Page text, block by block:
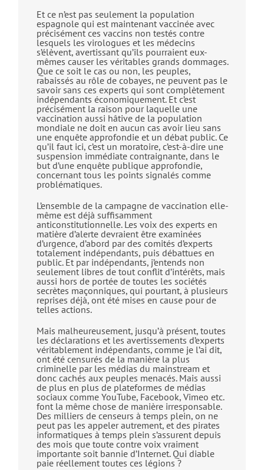
Et ce n’est pas seulement la population
espagnole qui est maintenant vaccinée avec
précisément ces vaccins non testés contre
lesquels les virologues et les médecins
s’élèvent, avertissant qu’ils pourraient eux-
mêmes causer les véritables grands dommages.
Que ce soit le cas ou non, les peuples,
rabaissés au rôle de cobayes, ne peuvent pas le
savoir sans ces experts qui sont complètement
indépendants économiquement. Et c’est
précisément la raison pour laquelle une
vaccination aussi hâtive de la population
mondiale ne doit en aucun cas avoir lieu sans
une enquête approfondie et un débat public. Ce
qu’il faut ici, c’est un moratoire, c’est-à-dire une
suspension immédiate contraignante, dans le
but d’une enquête publique approfondie,
concernant tous les points signalés comme
problématiques.
L’ensemble de la campagne de vaccination elle-
même est déjà suffisamment
anticonstitutionnelle. Les voix des experts en
matière d’alerte devraient être examinées
d’urgence, d’abord par des comités d’experts
totalement indépendants, puis débattues en
public. Et par indépendants, j’entends non
seulement libres de tout conflit d’intérêts, mais
aussi hors de portée de toutes les sociétés
secrètes maçonniques, qui pourtant, à plusieurs
reprises déjà, ont été mises en cause pour de
telles actions.
Mais malheureusement, jusqu’à présent, toutes
les déclarations et les avertissements d’experts
véritablement indépendants, comme je l’ai dit,
ont été censurés de la manière la plus
criminelle par les médias du mainstream et
donc cachés aux peuples menacés. Mais aussi
de plus en plus de plateformes de médias
sociaux comme YouTube, Facebook, Vimeo etc.
font la même chose de manière irresponsable.
Des milliers de censeurs à temps plein, on ne
peut pas les appeler autrement, et des pirates
informatiques à temps plein s’assurent depuis
des mois que toute contre voix vraiment
importante soit bannie d’Internet. Qui diable
paie réellement toutes ces légions ?